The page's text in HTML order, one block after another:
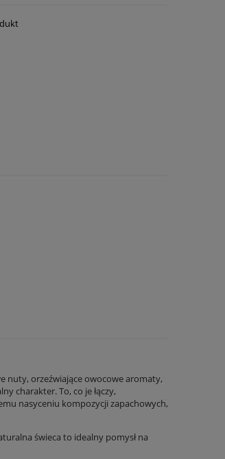
nuty, orzeźwiające owocowe aromaty,
charakter. To, co je łączy,
nasyceniu kompozycji zapachowych,
świeca to idealny pomysł na